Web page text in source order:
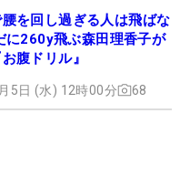
腰を回し過ぎる人は飛ばな
260y飛ぶ森田理香子が
腹ドリル』
5日 (水) 12時00分 68